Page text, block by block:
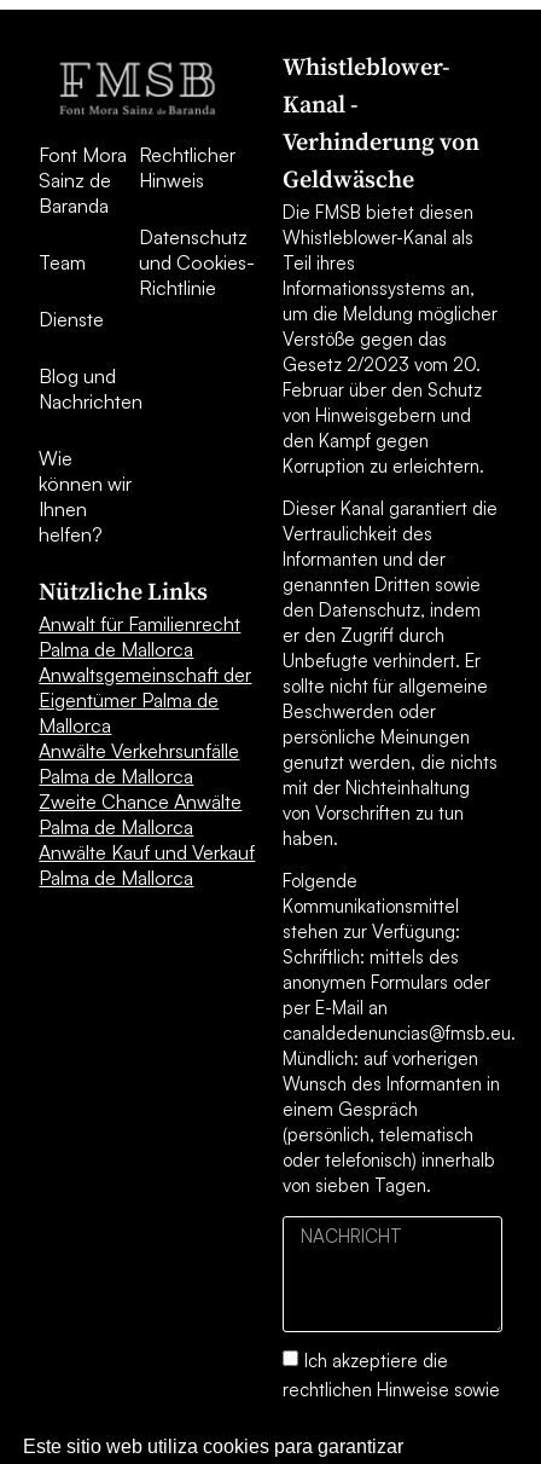
Font Mora
Sainz de
Baranda
Team
Dienste
Blog und
Nachrichten
Wie
können wir
Ihnen
helfen?
Rechtlicher
Hinweis
Datenschutz
und Cookies-
Richtlinie
Nützliche Links
Anwalt für Familienrecht
Palma de Mallorca
Anwaltsgemeinschaft der
Eigentümer Palma de
Mallorca
Anwälte Verkehrsunfälle
Palma de Mallorca
Zweite Chance Anwälte
Palma de Mallorca
Anwälte Kauf und Verkauf
Palma de Mallorca
Whistleblower-
Kanal -
Verhinderung von
Geldwäsche
Die FMSB bietet diesen
Whistleblower-Kanal als
Teil ihres
Informationssystems an,
um die Meldung möglicher
Verstöße gegen das
Gesetz 2/2023 vom 20.
Februar über den Schutz
von Hinweisgebern und
den Kampf gegen
Korruption zu erleichtern.
Dieser Kanal garantiert die
Vertraulichkeit des
Informanten und der
genannten Dritten sowie
den Datenschutz, indem
er den Zugriff durch
Unbefugte verhindert. Er
sollte nicht für allgemeine
Beschwerden oder
persönliche Meinungen
genutzt werden, die nichts
mit der Nichteinhaltung
von Vorschriften zu tun
haben.
Folgende
Kommunikationsmittel
stehen zur Verfügung:
Schriftlich: mittels des
anonymen Formulars oder
per E-Mail an
canaldedenuncias@fmsb.eu.
Mündlich: auf vorherigen
Wunsch des Informanten in
einem Gespräch
(persönlich, telematisch
oder telefonisch) innerhalb
von sieben Tagen.
Ich akzeptiere die
rechtlichen Hinweise sowie
Cookie-Richtlinie.
Este sitio web utiliza cookies para garantizar